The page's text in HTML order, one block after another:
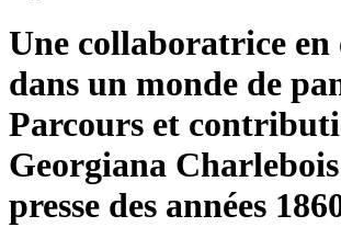
Une collaboratrice
dans un monde de
Parcours et
Georgiana
presse des années